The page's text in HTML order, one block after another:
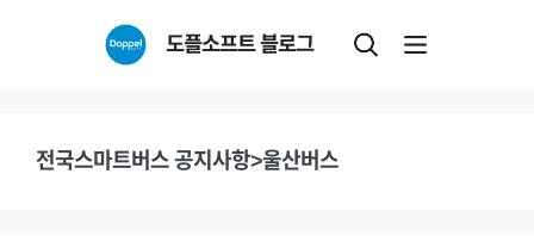
도플소프트 블로그
전국스마트버스 공지사항>울산버스